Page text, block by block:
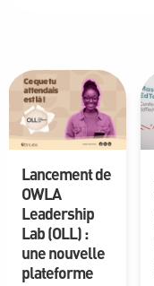
Lancement de
OWLA
Leadership
Lab (OLL) :
une nouvelle
plateforme